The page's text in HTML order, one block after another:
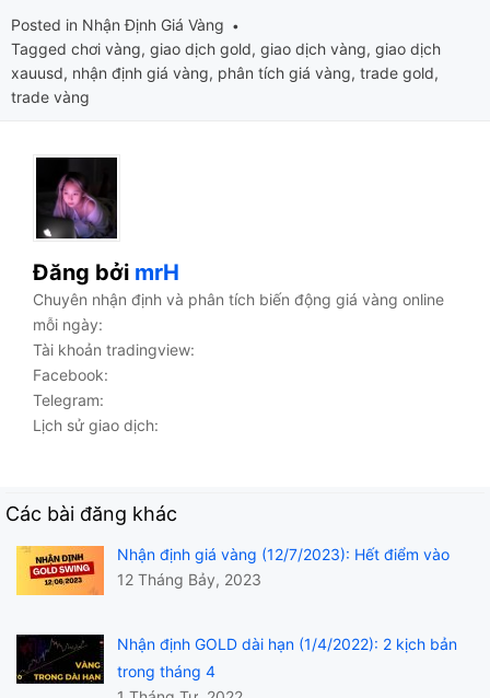
Posted in Nhận Định Giá Vàng
Tagged chơi vàng, giao dịch gold, giao dịch vàng, giao dịch
xauusd, nhận định giá vàng, phân tích giá vàng, trade gold,
trade vàng
Đăng bởi mrH
Chuyên nhận định và phân tích biến động giá vàng online
mỗi ngày:
Tài khoản tradingview:
Facebook:
Telegram:
Lịch sử giao dịch:
Các bài đăng khác
Nhận định giá vàng (12/7/2023): Hết điểm vào
12 Tháng Bảy, 2023
Nhận định GOLD dài hạn (1/4/2022): 2 kịch bản
trong tháng 4